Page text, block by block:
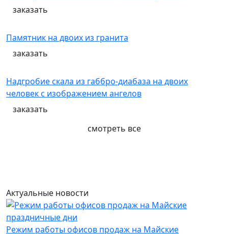
заказать
Памятник на двоих из гранита
заказать
Надгробие скала из габбро-диабаза на двоих
человек с изображением ангелов
заказать
смотреть все
Актуальные новости
Режим работы офисов продаж на Майские